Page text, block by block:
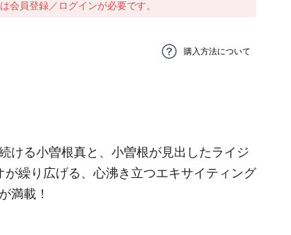
会員登録／ログインが必要です。
購入方法について
ける小曽根真と、小曽根が見出したライジ
が繰り広げる、心沸き立つエキサイティング
満載！